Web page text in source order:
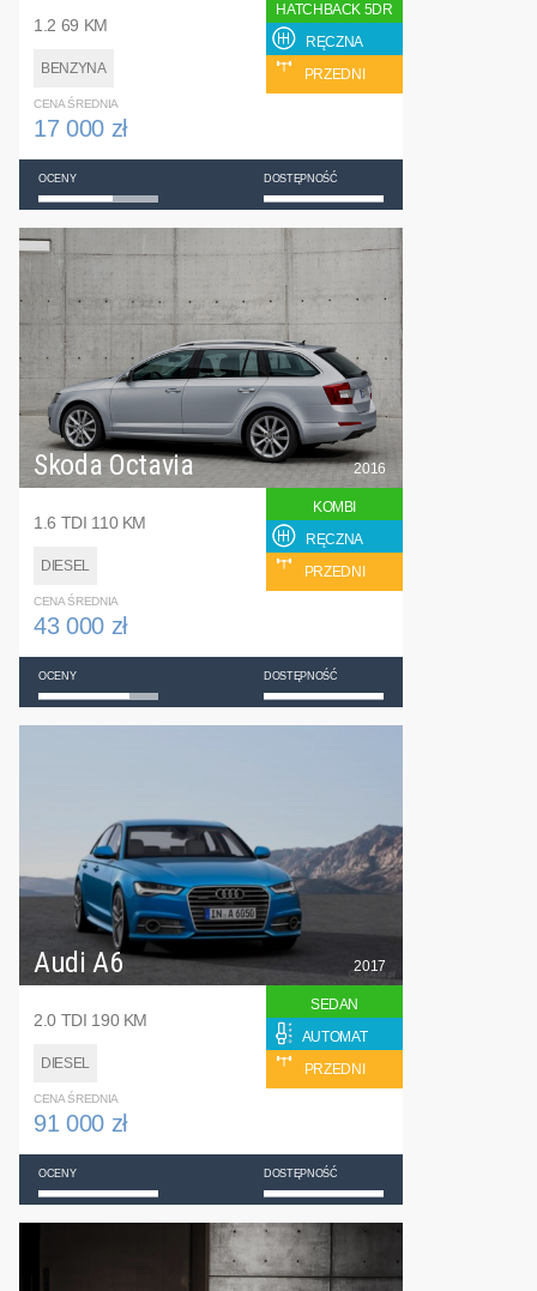
1.2 69 KM
BENZYNA
HATCHBACK 5DR
RĘCZNA
PRZEDNI
CENA ŚREDNIA
17 000 zł
OCENY DOSTĘPNOŚĆ
Skoda Octavia
1.6 TDI 110 KM
DIESEL
2016
KOMBI
RĘCZNA
PRZEDNI
CENA ŚREDNIA
43 000 zł
OCENY DOSTĘPNOŚĆ
Audi A6
2.0 TDI 190 KM
DIESEL
2017
SEDAN
AUTOMAT
PRZEDNI
CENA ŚREDNIA
91 000 zł
OCENY DOSTĘPNOŚĆ